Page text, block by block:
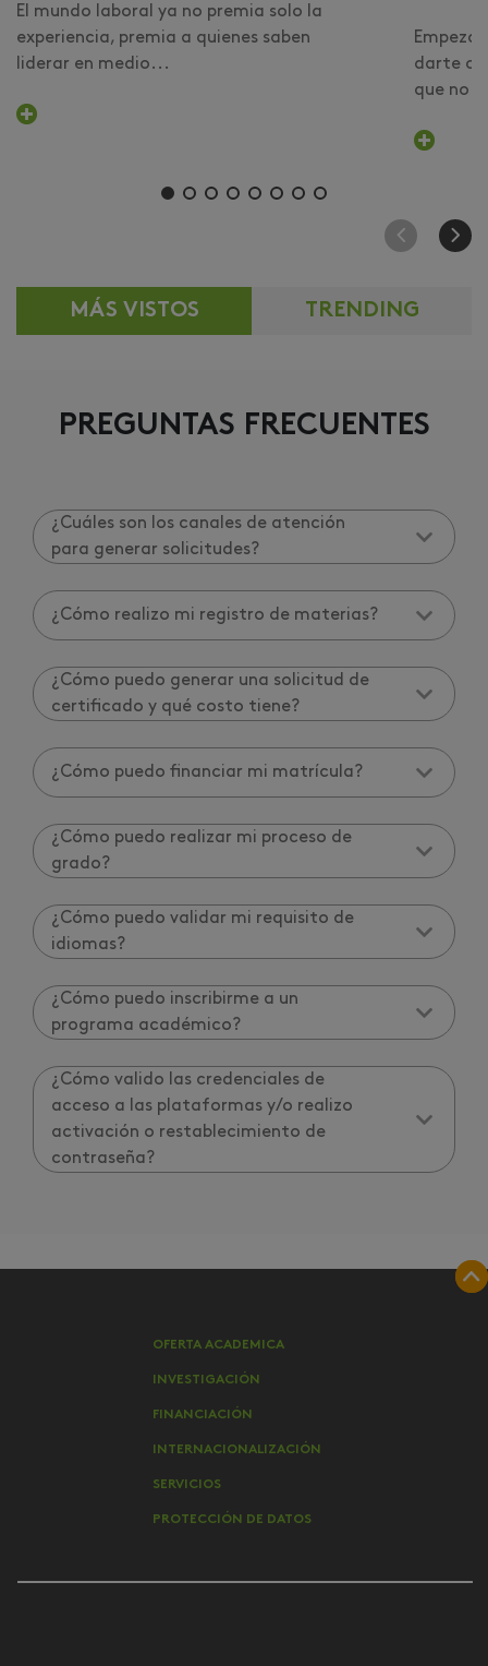
El mundo laboral ya no premia solo la
experiencia, premia a quienes saben
liderar en medio...
darte
que no
MÁS VISTOS TRENDING
PREGUNTAS FRECUENTES
¿Cuáles son los canales de atención
para generar solicitudes?
¿Cómo realizo mi registro de materias?
¿Cómo puedo generar una solicitud de
certificado y qué costo tiene?
¿Cómo puedo financiar mi matrícula?
¿Cómo puedo realizar mi proceso de
grado?
¿Cómo puedo validar mi requisito de
idiomas?
¿Cómo puedo inscribirme a un
programa académico?
¿Cómo valido las credenciales de
acceso a las plataformas y/o realizo
activación o restablecimiento de
contraseña?
OFERTA ACADEMICA
INVESTIGACIÓN
FINANCIACIÓN
INTERNACIONALIZACIÓN
SERVICIOS
PROTECCIÓN DE DATOS